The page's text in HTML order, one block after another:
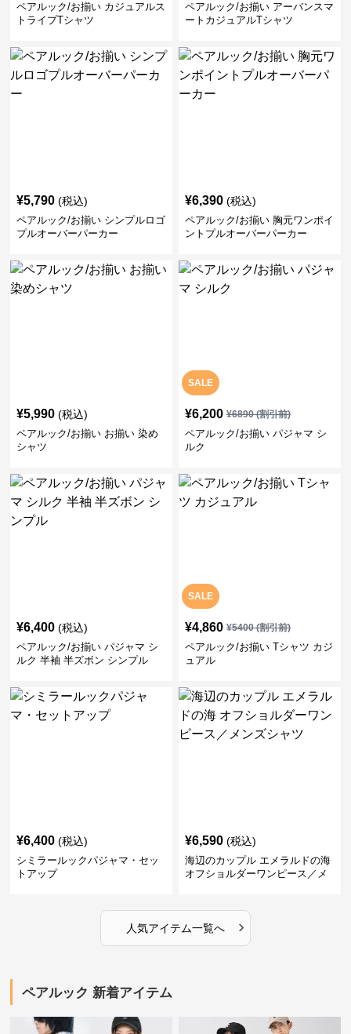
ペアルック/お揃い カジュアルス
トライプTシャツ
ペアルック/お揃い アーバンスマ
ートカジュアルTシャツ
¥5,790 (税込)
ペアルック/お揃い シンプルロゴ
プルオーバーパーカー
¥6,390 (税込)
ペアルック/お揃い 胸元ワンポイ
ントプルオーバーパーカー
¥5,990 (税込)
ペアルック/お揃い お揃い 染め
シャツ
SALE
¥6,200 ¥6890(割引前)
ペアルック/お揃い パジャマ シ
ルク
¥6,400 (税込)
ペアルック/お揃い パジャマ シ
ルク 半袖 半ズボン シンプル
SALE
¥4,860 ¥5400(割引前)
ペアルック/お揃い Tシャツ カジ
ュアル
¥6,400 (税込)
シミラールックパジャマ・セッ
トアップ
¥6,590 (税込)
海辺のカップル エメラルドの海
オフショルダーワンピース／メ
人気アイテム一覧へ ›
ペアルック 新着アイテム